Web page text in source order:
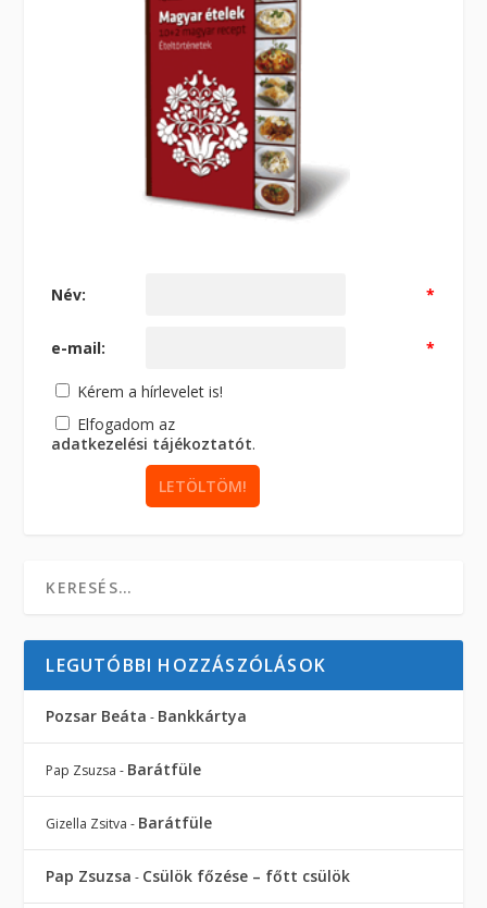
Név: *
e-mail: *
Kérem a hírlevelet is!
Elfogadom az
adatkezelési tájékoztatót.
LEGUTÓBBI HOZZÁSZÓLÁSOK
Pozsar Beáta - Bankkártya
Pap Zsuzsa - Barátfüle
Gizella Zsitva - Barátfüle
Pap Zsuzsa - Csülök főzése – főtt csülök